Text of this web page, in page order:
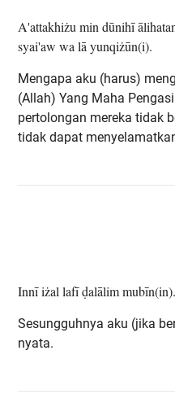
A'attakhiżu min dūnihī
syai'aw wa lā yunqiżūn(i).
Mengapa aku (harus)
(Allah) Yang Maha
pertolongan mereka tidak
tidak dapat
Innī iżal lafī ḍalālim mubīn(in).
Sesungguhnya aku (jika
nyata.